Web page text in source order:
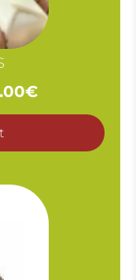
€Plage
de
prix :
15.00€
30.00€